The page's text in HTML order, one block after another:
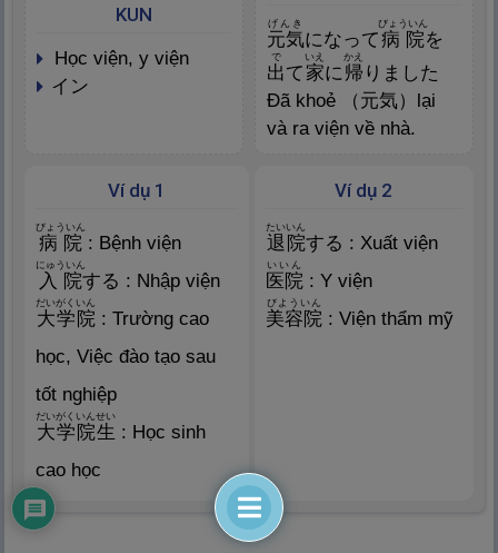
元気
げんき
になって病 院
びょういん
を
出
で
て 家
いえ
に帰
かえ
りました
Đã khoẻ （ 元気 ）lại
và ra viện về nhà.
KUN
học viện, y viện
イン
Ví dụ 1
病 院
びょういん
: Bệnh viện
入 院
にゅういん
する : Nhập viện
大学 院
だいがくいん
: Trường cao
học, Việc đào tạo sau
tốt nghiệp
大学
だいがく
院生
いんせい
: Học sinh
cao học
Ví dụ 2
退 院
たいいん
する : Xuất viện
医 院
いいん
: Y viện
美容 院
びよういん
: Viện thẩm mỹ